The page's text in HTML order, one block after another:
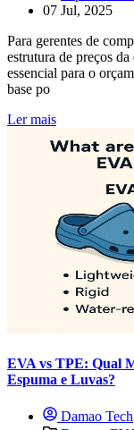
07 Jul, 2025
Para gerentes de
estrutura de preços
essencial para o
base po
Ler mais
EVA vs TPE: Qual
Espuma e Luvas?
Damao Tech